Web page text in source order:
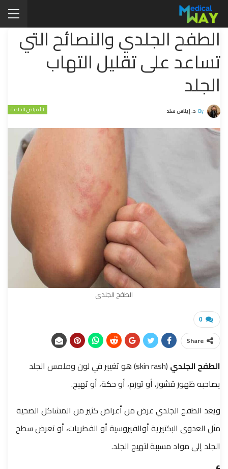
الطفح الجلدي والنصائح التي
تساعد على تقليل التهاب
الجلد
الأمراض الجلدية By د. إيناس سند
الطفح الجلدي
0
Share
الطفح الجلدي
(skin rash) هو تغيير في لون وملمس الجلد
يصاحبه ظهور قشور، أو تورم، أو حكة، أو تهيج.
ويعد الطفح الجلدي عرض من أعراض كثير من المشاكل الصحية
مثل العدوى البكتيرية أوالفيروسية أو الفطريات، أو تعرض سطح
الجلد إلى مواد مسببة لتهيج الجلد.